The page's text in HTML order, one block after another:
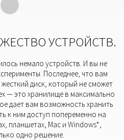
УСТРОЙСТВ.
немало устройств. И вы не
Последнее, что вам
диск, который не сможет
— это хранилище в максимально
дает вам возможность хранить
к ним доступ попеременно на
планшетах, Mac и Windows*,
одно решение.